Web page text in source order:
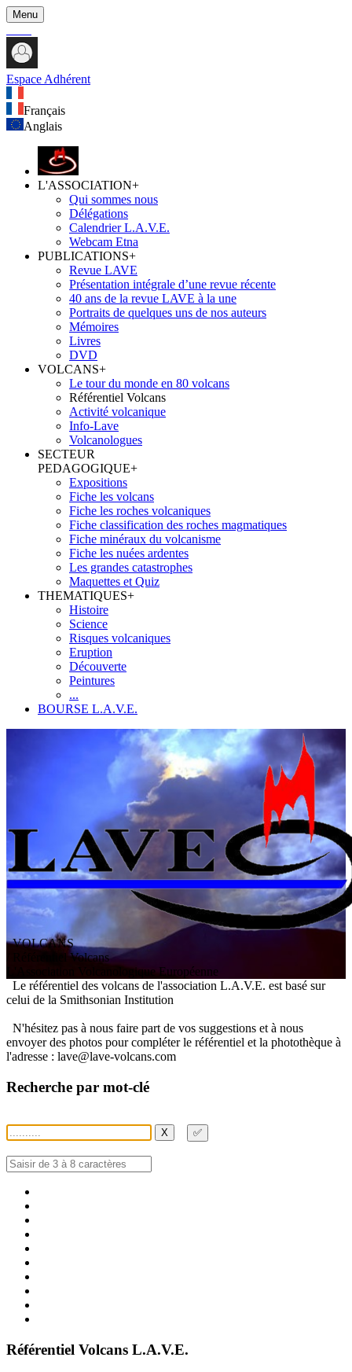
Menu
Espace Adhérent
Français
Anglais
L'ASSOCIATION+
Qui sommes nous
Délégations
Calendrier L.A.V.E.
Webcam Etna
PUBLICATIONS+
Revue LAVE
Présentation intégrale d’une revue récente
40 ans de la revue LAVE à la une
Portraits de quelques uns de nos auteurs
Mémoires
Livres
DVD
VOLCANS+
Le tour du monde en 80 volcans
Référentiel Volcans
Activité volcanique
Info-Lave
Volcanologues
SECTEUR
PEDAGOGIQUE+
Expositions
Fiche les volcans
Fiche les roches volcaniques
Fiche classification des roches magmatiques
Fiche minéraux du volcanisme
Fiche les nuées ardentes
Les grandes catastrophes
Maquettes et Quiz
THEMATIQUES+
Histoire
Science
Risques volcaniques
Eruption
Découverte
Peintures
...
BOURSE L.A.V.E.
VOLCANS
/ Référentiel Volcans
ssociation V olcanologiqueEuropéenne
Le référentiel des volcans de l'association L.A.V.E. est basé sur
celui de la Smithsonian Institution
N'hésitez pas à nous faire part de vos suggestions et à nous
envoyer des photos pour compléter le référentiel et la photothèque à
l'adresse : lave@lave-volcans.com
Recherche par mot-clé
X ✅
Référentiel Volcans L.A.V.E.